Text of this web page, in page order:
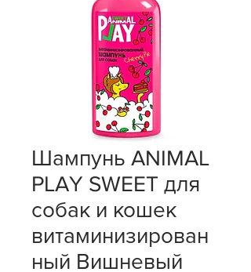
Шампунь ANIMAL
PLAY SWEET для
собак и кошек
витаминизирован
ный Вишневый